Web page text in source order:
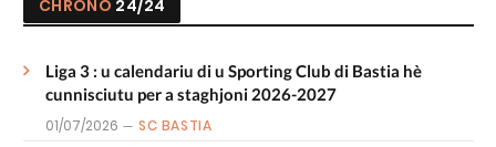
CHRONO 24/24
Liga 3 : u calendariu di u Sporting Club di Bastia hè
cunnisciutu per a staghjoni 2026-2027
01/07/2026 SC BASTIA